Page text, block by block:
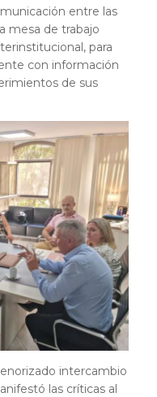
entre las
mesa de trabajo
para
con información
de sus
intercambio
las críticas al